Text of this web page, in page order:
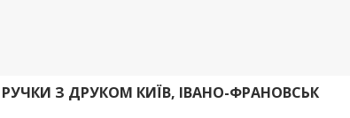
РУЧКИ З ДРУКОМ КИЇВ, ІВАНО-ФРАНОВСЬК